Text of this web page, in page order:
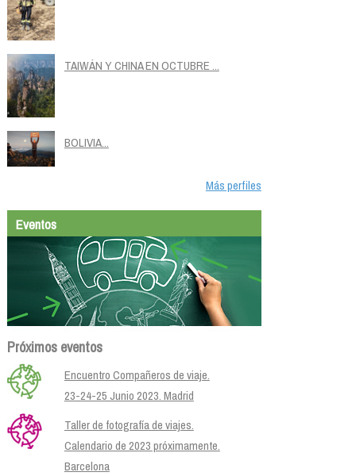
TAIWÁN Y CHINA EN OCTUBRE ...
BOLIVIA...
Más perfiles
Eventos
Próximos eventos
Encuentro Compañeros de viaje.
23-24-25 Junio 2023. Madrid
Taller de fotografía de viajes.
Calendario de 2023 próximamente.
Barcelona